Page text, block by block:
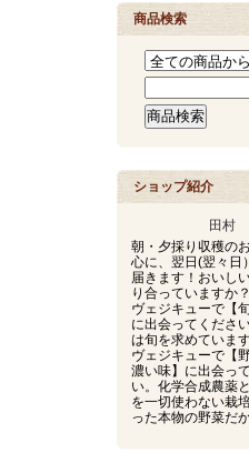
商品検索
ショップ紹介
田村
朝・夕採り収穫の
心に、翌日(翌々日
届きます！おいし
り合っていますか？
ヴェジキューで【
に出会ってくださ
は旬を求めています
ヴェジキューで【
濃い味】に出会っ
い。化学合成農薬
を一切使わない栽
った本物の野菜だ